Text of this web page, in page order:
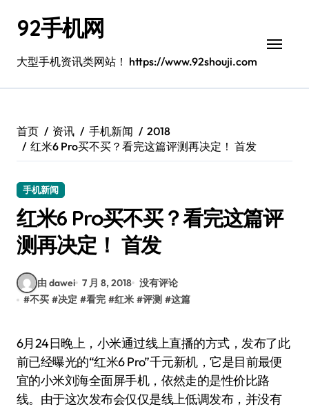
92手机网
大型手机资讯类网站！ https://www.92shouji.com
首页 资讯 手机新闻
2018
红米6 Pro买不买？看完这篇评测再决定！ 首发
手机新闻
红米6 Pro买不买？看完这篇评
测再决定！ 首发
由 dawei 7 月 8, 2018 没有评论
#不买 #决定 #看完 #红米 #评测 #这篇
6月24日晚上，小米通过线上直播的方式，发布了此
前已经曝光的“红米6 Pro”千元新机，它是目前最便
宜的小米刘海全面屏手机，依然走的是性价比路
线。由于这次发布会仅仅是线上低调发布，并没有